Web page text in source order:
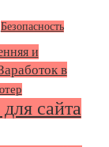
Безопасность
и
в
сайта